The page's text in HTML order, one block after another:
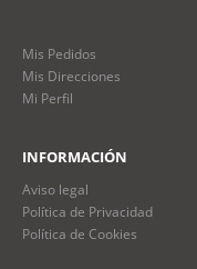
Mis Pedidos
Mis Direcciones
Mi Perfil
INFORMACIÓN
Aviso legal
Política de Privacidad
Política de Cookies